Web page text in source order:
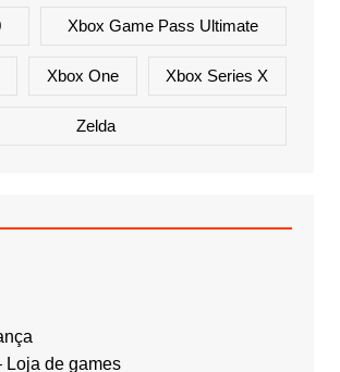
Xbox Game Pass Ultimate
Xbox One Xbox Series X
Zelda
Loja de games